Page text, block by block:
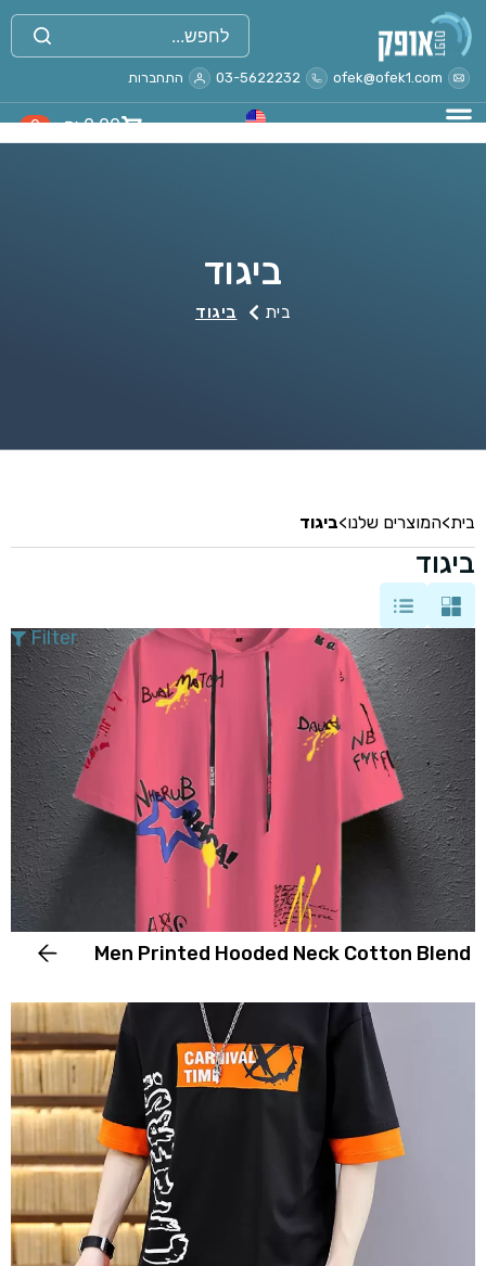
ofek@ofek1.com
03-5622232 התחברות
₪ 0.00
0
ביגוד
בית ביגוד
בית>המוצרים שלנו>ביגוד
ביגוד
Filter
Men Printed Hooded Neck Cotton Blend